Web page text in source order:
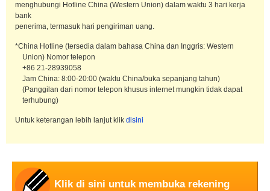
menghubungi Hotline China (Western Union) dalam waktu 3 hari kerja
bank
penerima, termasuk hari pengiriman uang.
*China Hotline (tersedia dalam bahasa China dan Inggris: Western
Union) Nomor telepon
+86 21-28939058
Jam China: 8:00-20:00 (waktu China/buka sepanjang tahun)
(Panggilan dari nomor telepon khusus internet mungkin tidak dapat
terhubung)
Untuk keterangan lebih lanjut klik disini
Klik di sini untuk membuka rekening